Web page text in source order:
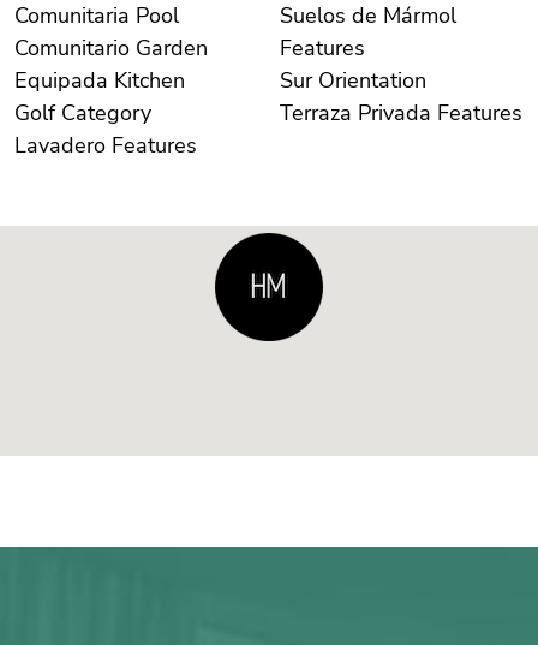
Comunitaria Pool
Comunitario Garden
Equipada Kitchen
Golf Category
Lavadero Features
Suelos de Mármol
Features
Sur Orientation
Terraza Privada Features